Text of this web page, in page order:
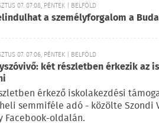
07. 07:08, PÉNTEK | BELFÖLD
a személyforgalom a
07. 07:06, PÉNTEK | BELFÖLD
két részletben érkezik az
érkező iskolakezdési
semmiféle adó - közölte Szondi
Facebook-oldalán.